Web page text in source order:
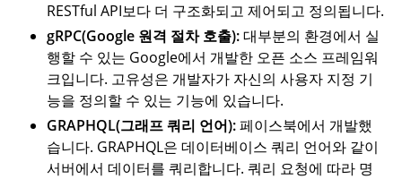
RESTful API보다 더 구조화되고 제어되고 정의됩니다.
gRPC(Google 원격 절차 호출):대부분의 환경에서 실
행할 수 있는 Google에서 개발한 오픈 소스 프레임워
크입니다. 고유성은 개발자가 자신의 사용자 지정 기
능을 정의할 수 있는 기능에 있습니다.
GRAPHQL(그래프 쿼리 언어):페이스북에서 개발했
습니다. GRAPHQL은 데이터베이스 쿼리 언어와 같이
서버에서 데이터를 쿼리합니다. 쿼리 요청에 따라 명